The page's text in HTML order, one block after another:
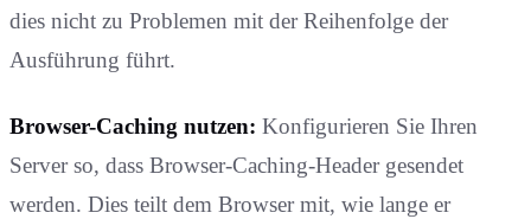
dies nicht zu Problemen mit der Reihenfolge der
Ausführung führt.
Browser-Caching nutzen: Konfigurieren Sie Ihren
Server so, dass Browser-Caching-Header gesendet
werden. Dies teilt dem Browser mit, wie lange er